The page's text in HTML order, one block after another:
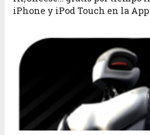
iPhone y iPod Touch en la App